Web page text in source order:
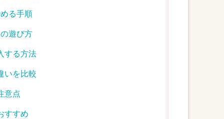
る手順
遊び方
する方法
いを比較
意点
すすめ